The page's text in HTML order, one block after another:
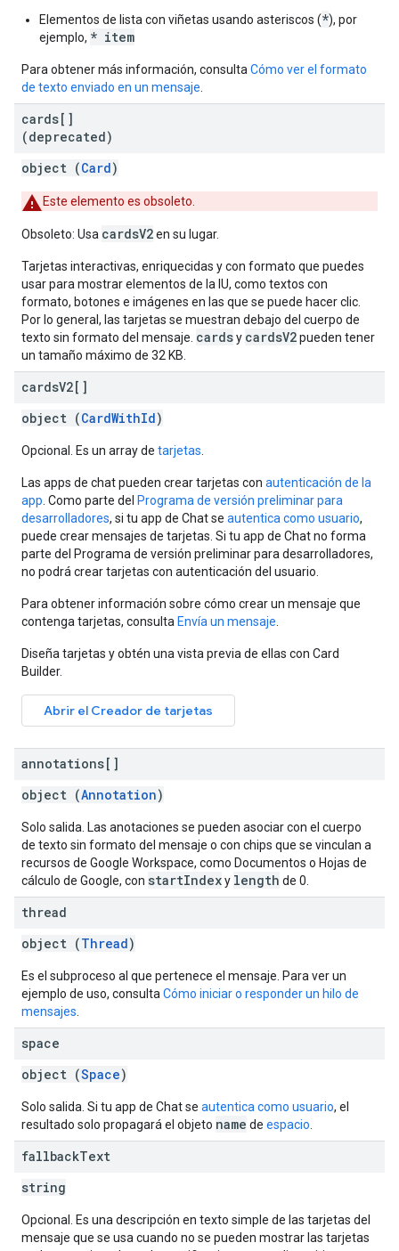
Elementos de lista con viñetas usando asteriscos (*), por
ejemplo, * item
Para obtener más información, consulta Cómo ver el formato
de texto enviado en un mensaje
cards[]
(deprecated)
object (Card)
Este elemento es obsoleto.
Obsoleto: Usa cardsV2en su lugar.
Tarjetas interactivas, enriquecidas y con formato que puedes
usar para mostrar elementos de la IU, como textos con
formato, botones e imágenes en las que se puede hacer clic.
Por lo general, las tarjetas se muestran debajo del cuerpo de
texto sin formato del mensaje. cardsy cardsV2pueden tener
un tamaño máximo de 32 KB.
cardsV2[]
object (CardWithId)
Opcional. Es un array de tarjetas
Las apps de chat pueden crear tarjetas con autenticación de la
app . Como parte del Programa de versión preliminar para
desarrolladores, si tu app de Chat se autentica como usuario,
puede crear mensajes de tarjetas. Si tu app de Chat no forma
parte del Programa de versión preliminar para desarrolladores,
no podrá crear tarjetas con autenticación del usuario.
Para obtener información sobre cómo crear un mensaje que
contenga tarjetas, consulta Envía un mensaje
Diseña tarjetas y obtén una vista previa de ellas con Card
Builder.
Abrir el Creador de tarjetas
annotations[]
object (Annotation)
Solo salida. Las anotaciones se pueden asociar con el cuerpo
de texto sin formato del mensaje o con chips que se vinculan a
recursos de Google Workspace, como Documentos o Hojas de
cálculo de Google, con startIndexy length de 0.
thread
object (Thread)
Es el subproceso al que pertenece el mensaje. Para ver un
ejemplo de uso, consulta Cómo iniciar o responder un hilo de
mensajes
space
object (Space)
Solo salida. Si tu app de Chat se autentica como usuario, el
resultado solo propagará el objeto name de espacio
fallbackText
string
Opcional. Es una descripción en texto simple de las tarjetas del
mensaje que se usa cuando no se pueden mostrar las tarjetas